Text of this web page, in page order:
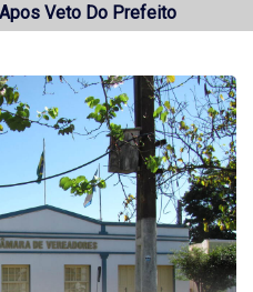
Veto Do Prefeito